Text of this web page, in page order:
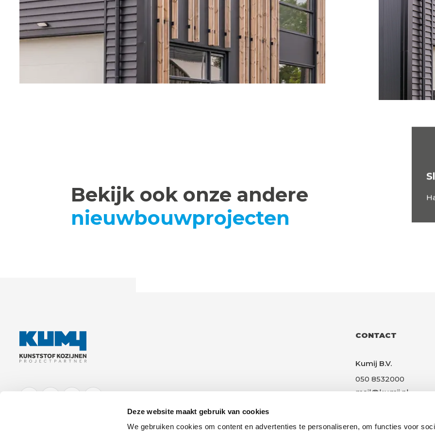
Deze website maakt gebruik van cookies
We gebruiken cookies om content en advertenties te personaliseren, om functies voor
Bekijk ook onze andere
nieuwbouwprojecten
Great Place to Work!
CONTACT
Kumij B.V.
050 8532000
mail@kumij.nl